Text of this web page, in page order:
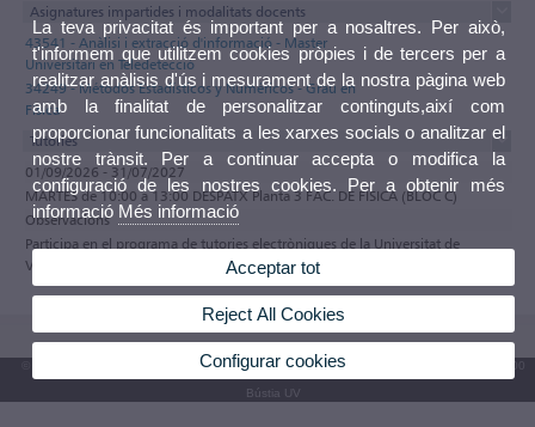
Asignatures impartides i modalitats docents
43541 - Anàlisi i extracció d'informació - Master
Universitari en Teledetecció
34249 - Métodos Estadísticos y Numéricos - Grau en
Física
Tutories
01/09/2026 - 31/07/2027
MARTES de 10:00 a 13:00 DESPATX Planta 3 FAC. DE FÍSICA (BLOC C)
Observacions
Participa en el programa de tutories electròniques de la Universitat de
València
© 2026 UV. - Av. Blasco Ibáñez, 13. 46010 València. Espanya. Tel. UV: (+34) 963 86 41 00
Bústia UV
La teva privacitat és important per a nosaltres. Per això,
t'informem que utilitzem cookies pròpies i de tercers per a
realitzar anàlisis d'ús i mesurament de la nostra pàgina web
amb la finalitat de personalitzar continguts,així com
proporcionar funcionalitats a les xarxes socials o analitzar el
nostre trànsit. Per a continuar accepta o modifica la
configuració de les nostres cookies. Per a obtenir més
informació Més informació
Acceptar tot
Reject All Cookies
Configurar cookies